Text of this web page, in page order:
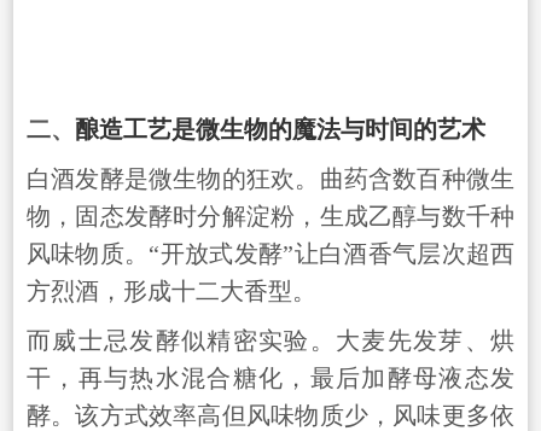
二、 酿造工艺是微生物的魔法与时间的艺术
白酒发酵是微生物的狂欢。曲药含数百种微生
物，固态发酵时分解淀粉，生成乙醇与数千种
风味物质。“开放式发酵”让白酒香气层次超西
方烈酒，形成十二大香型。
而威士忌发酵似精密实验。大麦先发芽、烘
干，再与热水混合糖化，最后加酵母液态发
酵。该方式效率高但风味物质少，风味更多依